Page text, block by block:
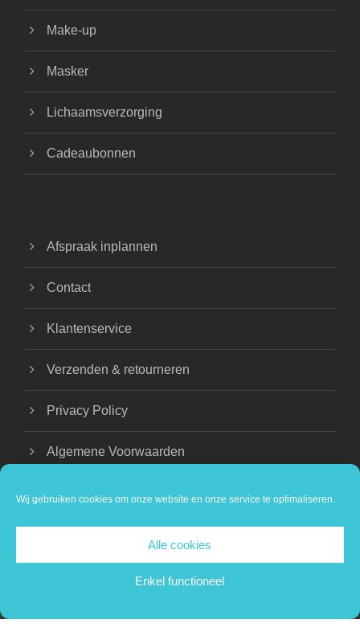
Wij gebruiken cookies om onze website en onze service te optimaliseren.
Alle cookies
Enkel functioneel
Make-up
Masker
Lichaamsverzorging
Cadeaubonnen
Afspraak inplannen
Contact
Klantenservice
Verzenden & retourneren
Privacy Policy
Algemene Voorwaarden
COPYRIGHT 2024 BEAUTIQUE NATHALIE |
PRIVACY VERKLARING